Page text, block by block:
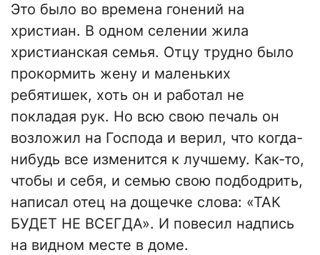
Это было во времена гонений на
христиан. В одном селении жила
христианская семья. Отцу трудно было
прокормить жену и маленьких
ребятишек, хоть он и работал не
покладая рук. Но всю свою печаль он
возложил на Господа и верил, что когда-
нибудь все изменится к лучшему. Как-то,
чтобы и себя, и семью свою подбодрить,
написал отец на дощечке слова: «ТАК
БУДЕТ НЕ ВСЕГДА». И повесил надпись
на видном месте в доме.